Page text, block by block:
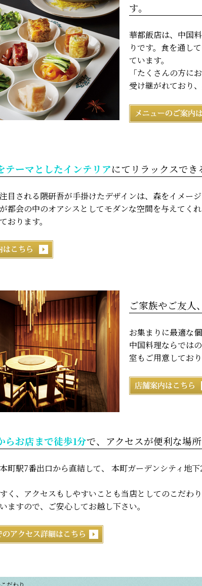
す。
華都飯店は、中国
りです。食を通し
ています。
「たくさんの方に
受け継がれており
テーマとしたインテリアにてリラックスでき
目される隈研吾が手掛けたデザインは、森をイメー
都会の中のオアシスとしてモダンな空間を与えてく
おります。
ご家族やご友人
お集まりに最適な
中国料理ならでは
室もご用意しており
らお店まで徒歩1分で、アクセスが便利な場所
町駅7番出口から直結して、 本町ガーデンシティ地
く、アクセスもしやすいことも当店としてのこだわ
ますので、ご安心してお越し下さい。